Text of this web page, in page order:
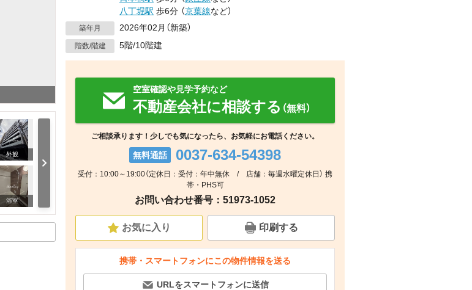
外観
浴室 寝室
子供部屋 玄関
リビング/ダイニング キッチン
八丁堀駅 歩6分 （京葉線など）
築年月 2026年02月（新築）
階数/階建 5階/10階建
空室確認や見学予約など
不動産会社に相談する （無料）
ご相談承ります！少しでも気になったら、お気軽にお電話ください。
無料通話 0037-634-54398
受付：10:00～19:00（定休日：受付：年中無休 / 店舗：毎週水曜定休日） 携
帯・PHS可
お問い合わせ番号：51973-1052
お気に入り 印刷する
携帯・スマートフォンにこの物件情報を送る
URLをスマートフォンに送信